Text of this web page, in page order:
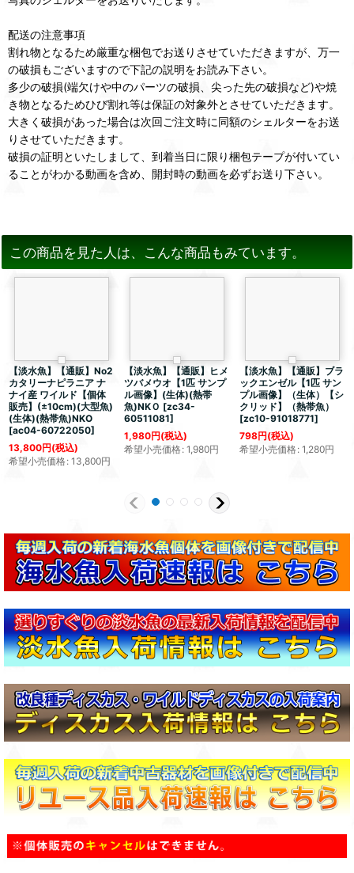
配送の注意事項
割れ物となるため厳重な梱包でお送りさせていただきますが、万一
の破損もございますので下記の説明をお読み下さい。
多少の破損(端欠けや中のパーツの破損、尖った先の破損など)や焼
き物となるためひび割れ等は保証の対象外とさせていただきます。
大きく破損があった場合は次回ご注文時に同額のシェルターをお送
りさせていただきます。
破損の証明といたしまして、到着当日に限り梱包テープが付いてい
ることがわかる動画を含め、開封時の動画を必ずお送り下さい。
この商品を見た人は、こんな商品もみています。
【淡水魚】【通販】No2
カタリーナピラニア ナ
ナイ産 ワイルド【個体
販売】(±10cm)(大型魚)
(生体)(熱帯魚)NKO
[ac04-60722050]
13,800円(税込)
希望小売価格: 13,800円
【淡水魚】【通販】ヒメ
ツバメウオ【1匹 サンプ
ル画像】(生体)(熱帯
魚)NKＯ [zc34-
60511081]
1,980円(税込)
希望小売価格: 1,980円
【淡水魚】【通販】ブラ
ックエンゼル【1匹 サン
プル画像】（生体）【シ
クリッド】（熱帯魚）
[zc10-91018771]
798円(税込)
希望小売価格: 1,280円